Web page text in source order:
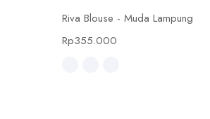
Select options
Riva Blouse - Muda Lampung
Rp355.000